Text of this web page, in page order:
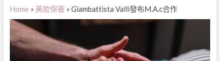
Home » 美妝保養 » Giambattista Valli發布M.A.c合作